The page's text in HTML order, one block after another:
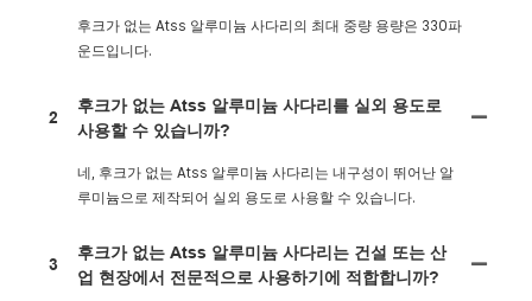
후크가 없는 Atss 알루미늄 사다리의 최대 중량 용량은 330파
운드입니다.
2
후크가 없는 Atss 알루미늄 사다리를 실외 용도로
사용할 수 있습니까?
네, 후크가 없는 Atss 알루미늄 사다리는 내구성이 뛰어난 알
루미늄으로 제작되어 실외 용도로 사용할 수 있습니다.
3
후크가 없는 Atss 알루미늄 사다리는 건설 또는 산
업 현장에서 전문적으로 사용하기에 적합합니까?